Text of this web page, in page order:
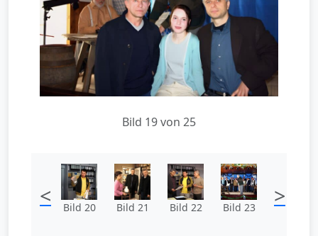
Bild 19 von 25
< Bild 20 Bild 21 Bild 22 Bild 23 >